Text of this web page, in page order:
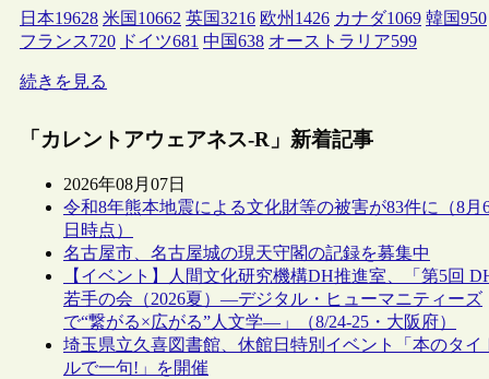
日本19628 米国 10662 英国3216 欧州 1426 カナダ1069 韓国950
フランス720 ドイツ681 中国638 オーストラリア599
続きを見る
「カレントアウェアネス-R」新着記事
2026年08月07日
令和8年熊本地震による文化財等の被害が83件に（8月
日時点）
名古屋市、名古屋城の現天守閣の記録を募集中
【イベント】人間文化研究機構DH推進室、「第5回
若手の会（2026夏）―デジタル・ヒューマニティーズ
で“繋がる×広がる”人文学―」（8/24-25・大阪府）
埼玉県立久喜図書館、休館日特別イベント「本のタイ
ルで一句!」を開催